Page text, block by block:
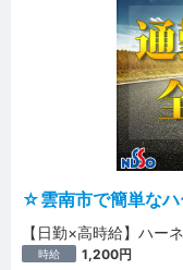
☆雲南市で簡単な
【日勤×高時給】ハー
時給 1,200円